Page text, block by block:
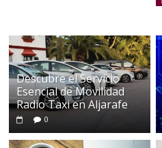
Descubre el Servicio
Esencial de Movilidad
Radio Taxi en Aljarafe
0